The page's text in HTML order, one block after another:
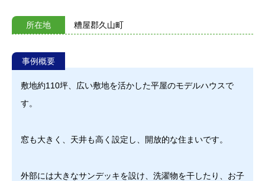
所在地 糟屋郡久山町
事例概要
敷地約110坪、広い敷地を活かした平屋のモデルハウスで
す。
窓も大きく、天井も高く設定し、開放的な住まいです。
外部には大きなサンデッキを設け、洗濯物を干したり、お子